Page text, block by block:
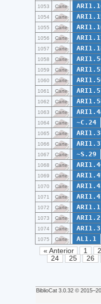
1053 Carte
1054 Carte
1055 Carte
1056 Carte
1057 Carte
1058 Carte
1059 Carte
1060 Carte
1061 Carte
1062 Carte
1063 Carte
1064 Carte ~C.24
1065 Carte
1066 Carte
1067 Carte ~S.29
1068 Carte
1069 Carte
1070 Carte
1071 Carte
1072 Carte ARI1.1
1073 Carte ARI1.2
1074 Carte ARI1.3
1075 Carte AL1.1
« Anterior 1 2
24
25 26
BiblioCat 3.0.32 ©